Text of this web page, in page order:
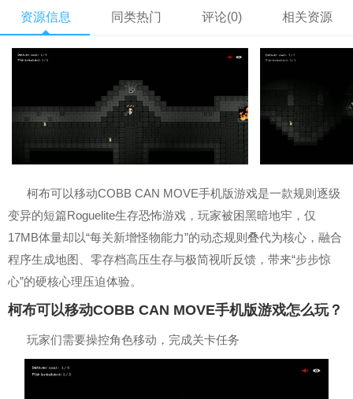
资源信息 同类热门 评论(0) 相关资源
柯布可以移动COBB CAN MOVE手机版游戏是一款规则逐级
变异的短篇Roguelite生存恐怖游戏，玩家被困黑暗地牢，仅
17MB体量却以“每关新增怪物能力”的动态规则叠代为核心，融合
程序生成地图、零存档高压生存与极简视听反馈，带来“步步惊
心”的硬核心理压迫体验。
柯布可以移动COBB CAN MOVE手机版游戏怎么玩？
玩家们需要操控角色移动，完成关卡任务